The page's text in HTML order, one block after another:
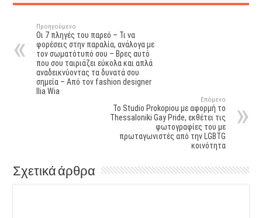
Προηγούμενο
Οι 7 πληγές του παρεό – Τι να
φορέσεις στην παραλία, ανάλογα με
τον σωματότυπό σου – Βρες αυτό
που σου ταιριάζει εύκολα και απλά
αναδεικνύοντας τα δυνατά σου
σημεία – Από τον fashion designer
Ilia Wia
Επόμενο
Το Studio Prokopiou με αφορμή το
Thessaloniki Gay Pride, εκθέτει τις
φωτογραφίες του με
πρωταγωνιστές από την LGBTG
κοινότητα
Σχετικά άρθρα